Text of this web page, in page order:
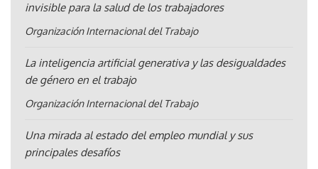
invisible para la salud de los trabajadores
Organización Internacional del Trabajo
La inteligencia artificial generativa y las desigualdades
de género en el trabajo
Organización Internacional del Trabajo
Una mirada al estado del empleo mundial y sus
principales desafíos